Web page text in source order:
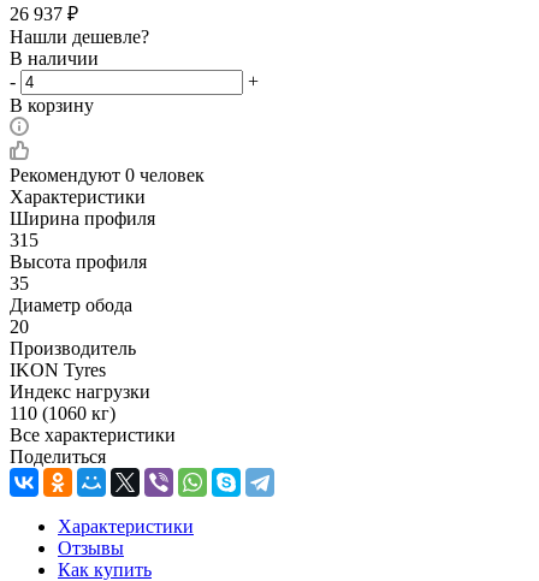
26 937 ₽
Нашли дешевле?
В наличии
-
+
В корзину
Рекомендуют 0 человек
Характеристики
Ширина профиля
315
Высота профиля
35
Диаметр обода
20
Производитель
IKON Tyres
Индекс нагрузки
110 (1060 кг)
Все характеристики
Поделиться
Характеристики
Отзывы
Как купить